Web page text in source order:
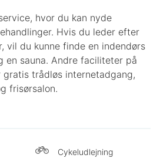
hvor du kan nyde
Hvis du leder efter
vil du kunne finde en indendørs
en sauna. Andre faciliteter på
trådløs internetadgang,
frisørsalon.
Cykeludlejning